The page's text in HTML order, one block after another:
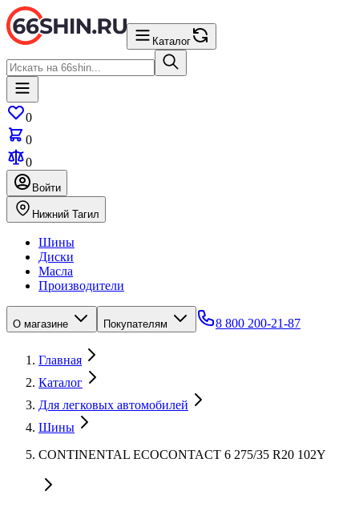
Каталог
0
0
0
Войти
Нижний Тагил
Шины
Диски
Масла
Производители
О магазине Покупателям 8 800 200-21-87
Главная
Каталог
Для легковых автомобилей
Шины
CONTINENTAL ECOCONTACT 6 275/35 R20 102Y